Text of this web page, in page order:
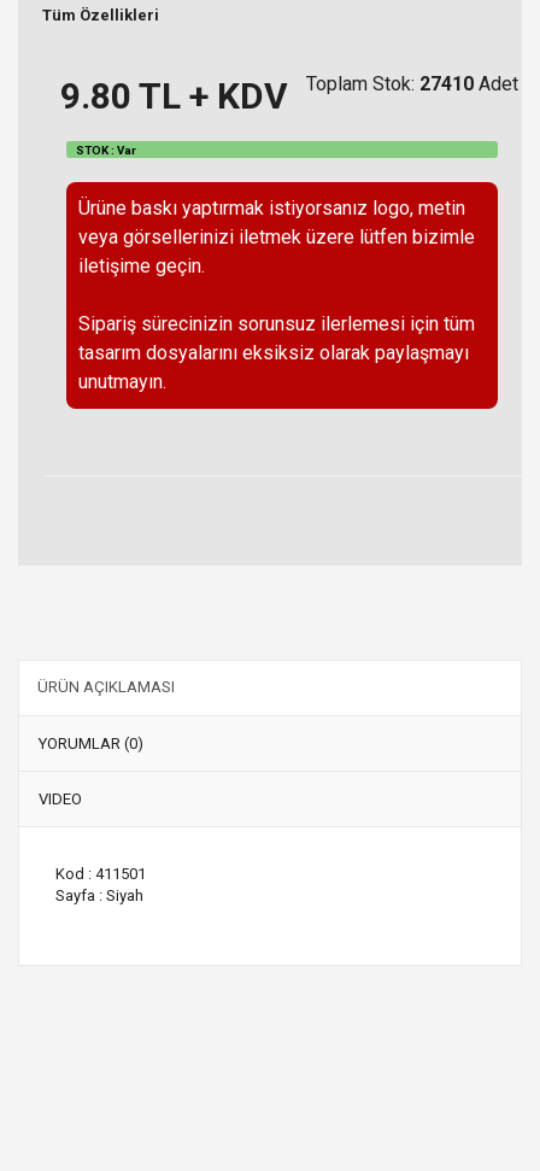
Tüm Özellikleri
9.80 TL + KDV Toplam Stok: 27410 Adet
STOK : Var
Ürüne baskı yaptırmak istiyorsanız logo, metin
veya görsellerinizi iletmek üzere lütfen bizimle
iletişime geçin.
Sipariş sürecinizin sorunsuz ilerlemesi için tüm
tasarım dosyalarını eksiksiz olarak paylaşmayı
unutmayın.
ÜRÜN AÇIKLAMASI
YORUMLAR (0)
VIDEO
Kod : 411501
Sayfa : Siyah